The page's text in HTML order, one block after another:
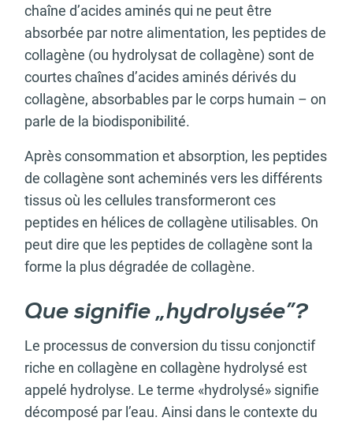
chaîne d’acides aminés qui ne peut être
absorbée par notre alimentation, les peptides de
collagène (ou hydrolysat de collagène) sont de
courtes chaînes d’acides aminés dérivés du
collagène, absorbables par le corps humain – on
parle de la biodisponibilité.
Après consommation et absorption, les peptides
de collagène sont acheminés vers les différents
tissus où les cellules transformeront ces
peptides en hélices de collagène utilisables. On
peut dire que les peptides de collagène sont la
forme la plus dégradée de collagène.
Que signifie „hydrolysée”?
Le processus de conversion du tissu conjonctif
riche en collagène en collagène hydrolysé est
appelé hydrolyse. Le terme «hydrolysé» signifie
décomposé par l’eau. Ainsi dans le contexte du